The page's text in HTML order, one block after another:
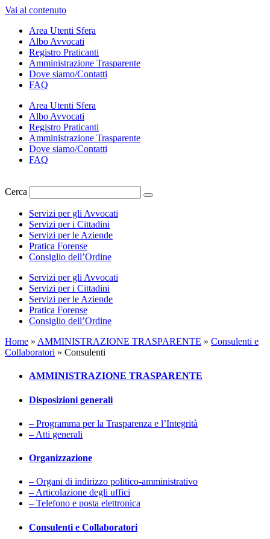
Vai al contenuto
Area Utenti Sfera
Albo Avvocati
Registro Praticanti
Amministrazione Trasparente
Dove siamo/Contatti
FAQ
Area Utenti Sfera
Albo Avvocati
Registro Praticanti
Amministrazione Trasparente
Dove siamo/Contatti
FAQ
Cerca
Servizi per gli Avvocati
Servizi per i Cittadini
Servizi per le Aziende
Pratica Forense
Consiglio dell’Ordine
Servizi per gli Avvocati
Servizi per i Cittadini
Servizi per le Aziende
Pratica Forense
Consiglio dell’Ordine
Home » AMMINISTRAZIONE TRASPARENTE » Consulenti e
Collaboratori » Consulenti
AMMINISTRAZIONE TRASPARENTE
Disposizioni generali
– Programma per la Trasparenza e l’Integrità
– Atti generali
Organizzazione
– Organi di indirizzo politico-amministrativo
– Articolazione degli uffici
– Telefono e posta elettronica
Consulenti e Collaboratori